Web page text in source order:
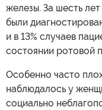
железы. За шесть
были
и в 13% случаев
состоянии ротовой
Особенно часто
наблюдалось у
социально